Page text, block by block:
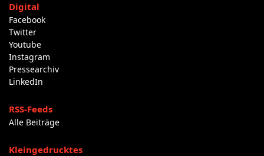
Digital
Facebook
Twitter
Youtube
Instagram
Pressearchiv
LinkedIn
RSS-Feeds
Alle Beiträge
Kleingedrucktes